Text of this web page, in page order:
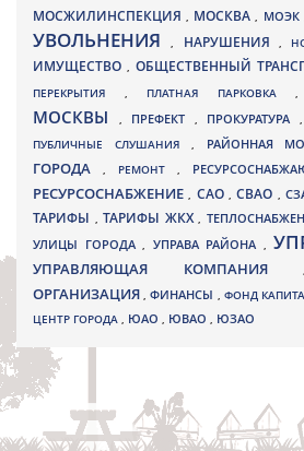
МОСЖИЛИНСПЕКЦИЯ, МОСКВА , МОЭК
УВОЛЬНЕНИЯ, НАРУШЕНИЯ ,
ИМУЩЕСТВО , ОБЩЕСТВЕННЫЙ
ПЕРЕКРЫТИЯ , ПЛАТНАЯ ПАРКОВКА
МОСКВЫ
, ПРЕФЕКТ , ПРОКУРАТУРА ,
ПУБЛИЧНЫЕ СЛУШАНИЯ , РАЙОННАЯ
ГОРОДА
, РЕМОНТ ,
РЕСУРСОСНАБЖЕНИЕ, САО,СВАО ,
ТАРИФЫ , ТАРИФЫ ЖКХ ,
УЛИЦЫ ГОРОДА , УПРАВА РАЙОНА ,
УПРАВЛЯЮЩАЯ КОМПАНИЯ
ОРГАНИЗАЦИЯ,ФИНАНСЫ , ФОНД
ЦЕНТР ГОРОДА , ЮАО , ЮВАО , ЮЗАО